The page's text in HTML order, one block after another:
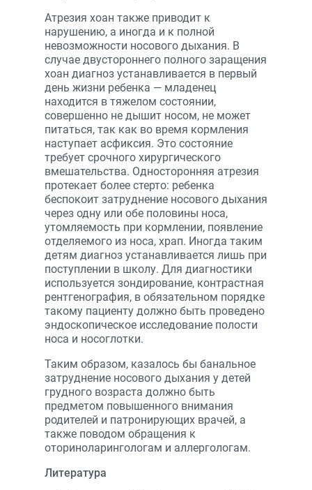
Атрезия хоан также приводит к
нарушению, а иногда и к полной
невозможности носового дыхания. В
случае двустороннего полного заращения
хоан диагноз устанавливается в первый
день жизни ребенка — младенец
находится в тяжелом состоянии,
совершенно не дышит носом, не может
питаться, так как во время кормления
наступает асфиксия. Это состояние
требует срочного хирургического
вмешательства. Односторонняя атрезия
протекает более стерто: ребенка
беспокоит затруднение носового дыхания
через одну или обе половины носа,
утомляемость при кормлении, появление
отделяемого из носа, храп. Иногда таким
детям диагноз устанавливается лишь при
поступлении в школу. Для диагностики
используется зондирование, контрастная
рентгенография, в обязательном порядке
такому пациенту должно быть проведено
эндоскопическое исследование полости
носа и носоглотки.
Таким образом, казалось бы банальное
затруднение носового дыхания у детей
грудного возраста должно быть
предметом повышенного внимания
родителей и патронирующих врачей, а
также поводом обращения к
оториноларингологам и аллергологам.
Литература